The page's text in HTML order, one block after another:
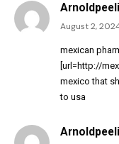
Arnoldpeeli
August 2,
mexican
[url=http://
mexico that
to usa
Arnoldpeeli